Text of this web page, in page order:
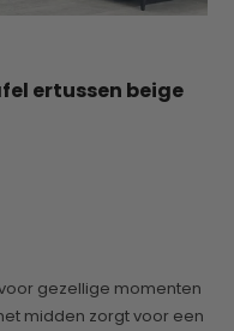
ertussen beige
gezellige momenten
midden zorgt voor een